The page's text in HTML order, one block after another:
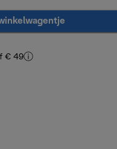
€ 49